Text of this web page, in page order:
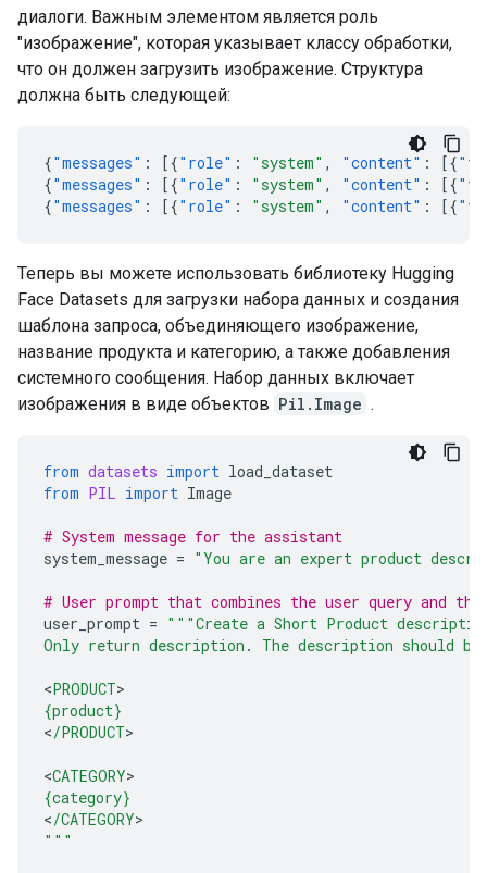
диалоги. Важным элементом является роль
"изображение", которая указывает классу обработки,
что он должен загрузить изображение. Структура
должна быть следующей:
{"messages" : [{"role" : "system" , "content" : [{
{"messages" : [{"role" : "system" , "content" : [{
{"messages" : [{"role" : "system" , "content" : [{
Теперь вы можете использовать библиотеку Hugging
Face Datasets для загрузки набора данных и создания
шаблона запроса, объединяющего изображение,
название продукта и категорию, а также добавления
системного сообщения. Набор данных включает
изображения в виде объектов Pil.Image .
from datasets import load_dataset
from PIL import Image
# System message for the assistant
system_message = "You are an expert product
# User prompt that combines the user query and the
user_prompt = """Create a Short Product description
Only return description. The description should
<PRODUCT
{product}
</PRODUCT>
<CATEGORY
{category}
</CATEGORY
"""